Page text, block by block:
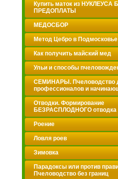
Купить маток из НУКЛЕУСА
ПРЕДОПЛАТЫ
МЕДОСБОР
Метод Цебро в Подмосковье
Как получить майский мед
Ульи и способы
СЕМИНАРЫ. Пчеловодство
профессионалов и
Отводки. Формирование
БЕЗРАСПЛОДНОГО отводка
Роение
Ловля роев
Зимовка
Парадоксы или против
Пчеловодство без границ